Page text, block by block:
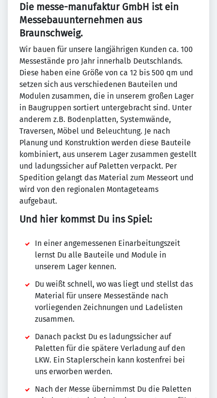
Die messe-manufaktur GmbH ist ein
Messebauunternehmen aus
Braunschweig.
Wir bauen für unsere langjährigen Kunden ca. 100
Messestände pro Jahr innerhalb Deutschlands.
Diese haben eine Größe von ca 12 bis 500 qm und
setzen sich aus verschiedenen Bauteilen und
Modulen zusammen, die in unserem großen Lager
in Baugruppen sortiert untergebracht sind. Unter
anderem z.B. Bodenplatten, Systemwände,
Traversen, Möbel und Beleuchtung. Je nach
Planung und Konstruktion werden diese Bauteile
kombiniert, aus unserem Lager zusammen gestellt
und ladungssicher auf Paletten verpackt. Per
Spedition gelangt das Material zum Messeort und
wird von den regionalen Montageteams
aufgebaut.
Und hier kommst Du ins Spiel:
In einer angemessenen Einarbeitungszeit
lernst Du alle Bauteile und Module in
unserem Lager kennen.
Du weißt schnell, wo was liegt und stellst das
Material für unsere Messestände nach
vorliegenden Zeichnungen und Ladelisten
zusammen.
Danach packst Du es ladungssicher auf
Paletten für die spätere Verladung auf den
LKW. Ein Staplerschein kann kostenfrei bei
uns erworben werden.
Nach der Messe übernimmst Du die Paletten